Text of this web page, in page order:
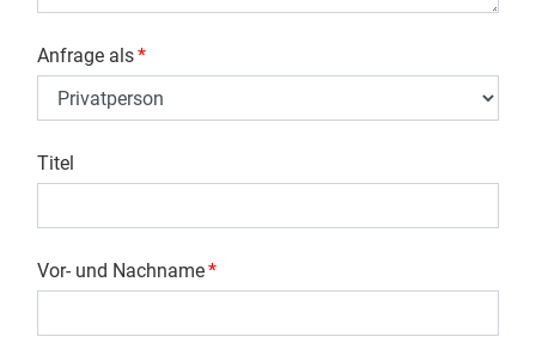
Anfrage als*
Titel
Vor- und Nachname*